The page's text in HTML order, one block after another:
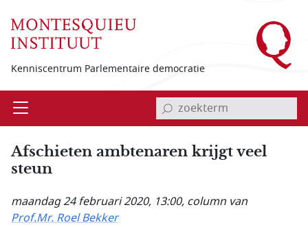
Kenniscentrum Parlementaire democratie
Open invoerveld zoekterm
Afschieten ambtenaren krijgt veel
steun
maandag 24 februari 2020, 13:00, column van
Prof.Mr. Roel Bekker